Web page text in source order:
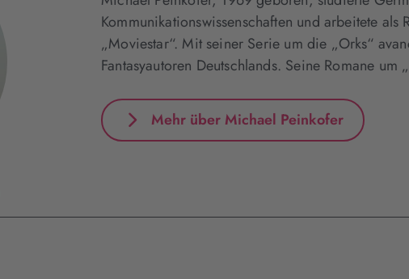
Kommunikationswissenschaften und arbeitete
„Moviestar“. Mit seiner Serie um die „Orks“
Fantasyautoren Deutschlands. Seine Romane um
Mehr über Michael Peinkofer